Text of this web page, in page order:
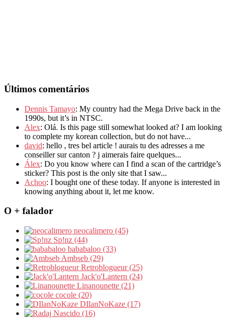
Últimos comentários
Dennis Tamayo: My country had the Mega Drive back in the
1990s, but it’s in NTSC.
Alex: Olá. Is this page still somewhat looked at? I am looking
to complete my korean collection, but do not have...
david: hello , tres bel article ! aurais tu des adresses a me
conseiller sur canton ? j aimerais faire quelques...
Álex: Do you know where can I find a scan of the cartridge’s
sticker? This post is the only site that I saw...
Achoo: I bought one of these today. If anyone is interested in
knowing anything about it, let me know.
O + falador
neocalimero (45)
Sp!nz (44)
bababaloo (33)
Ambseb (29)
Retroblogueur (25)
Jack'o'Lantern (24)
Linanounette (21)
cocole (20)
DIlanNoKaze (17)
Nascido (16)